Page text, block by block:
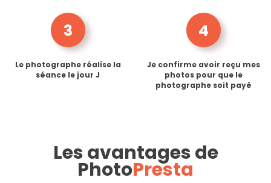
3
Le photographe réalise la
séance le jour J
4
Je confirme avoir reçu mes
photos pour que le
photographe soit payé
Les avantages de
PhotoPresta